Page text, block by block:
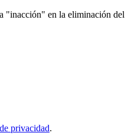
"inacción" en la eliminación del
privacidad.